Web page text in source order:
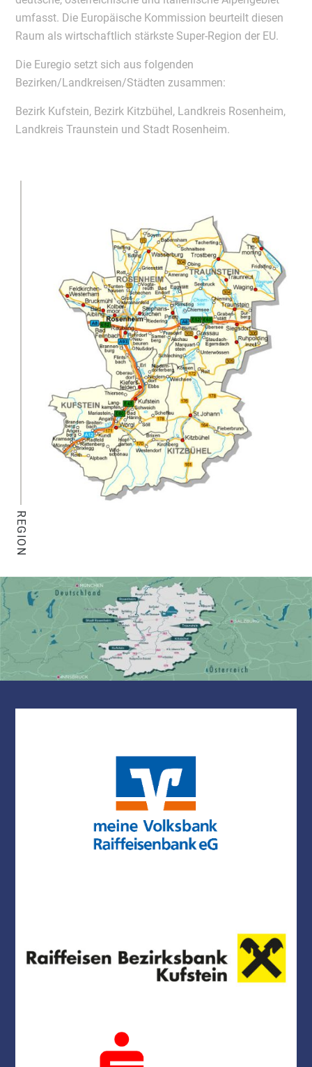
umfasst. Die Europäische Kommission beurteilt diesen
Raum als wirtschaftlich stärkste Super-Region der EU.
Die Euregio setzt sich aus folgenden
Bezirken/Landkreisen/Städten zusammen:
Bezirk Kufstein, Bezirk Kitzbühel, Landkreis Rosenheim,
Landkreis Traunstein und Stadt Rosenheim.
REGION